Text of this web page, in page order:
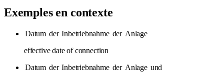
Exemples en contexte
Datum der Inbetriebnahme der Anlage
effective date of connection
Datum der Inbetriebnahme der Anlage und